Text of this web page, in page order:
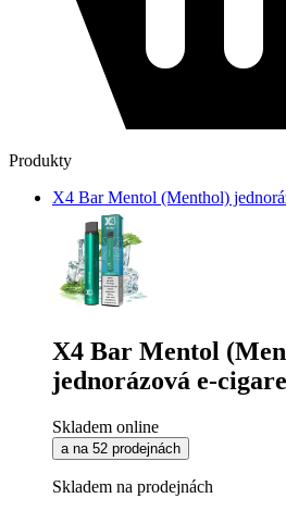
Produkty
X4 Bar Mentol (Menthol)
X4 Bar Mentol
jednorázová e-
Skladem online
a na 52 prodejnách
Skladem na prodejnách